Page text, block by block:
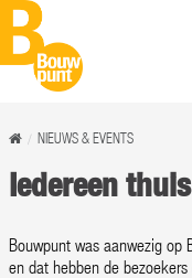
NIEUWS & EVENTS
Iedereen
Bouwpunt was aanwezig op
en dat hebben de bezoekers